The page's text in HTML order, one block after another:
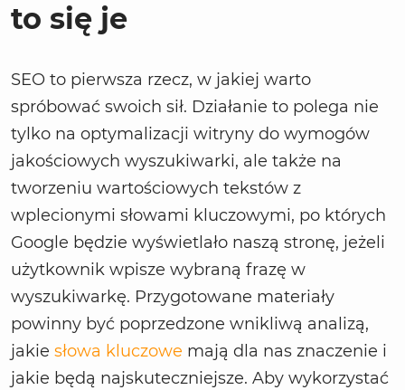
to się je
SEO to pierwsza rzecz, w jakiej warto
spróbować swoich sił. Działanie to polega nie
tylko na optymalizacji witryny do wymogów
jakościowych wyszukiwarki, ale także na
tworzeniu wartościowych tekstów z
wplecionymi słowami kluczowymi, po których
Google będzie wyświetlało naszą stronę, jeżeli
użytkownik wpisze wybraną frazę w
wyszukiwarkę. Przygotowane materiały
powinny być poprzedzone wnikliwą analizą,
jakie słowa kluczowe mają dla nas znaczenie i
jakie będą najskuteczniejsze. Aby wykorzystać